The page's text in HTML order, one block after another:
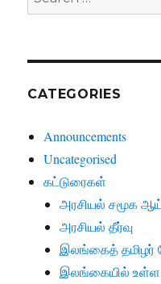
for:
CATEGORIES
Announcements
Uncategorised
கட்டுரைகள்
அரசியல் சமூக
அரசியல் தீர்வு
இலங்கைத் தமிழர்
இலங்கையில்